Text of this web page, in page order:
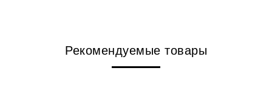
Рекомендуемые товары